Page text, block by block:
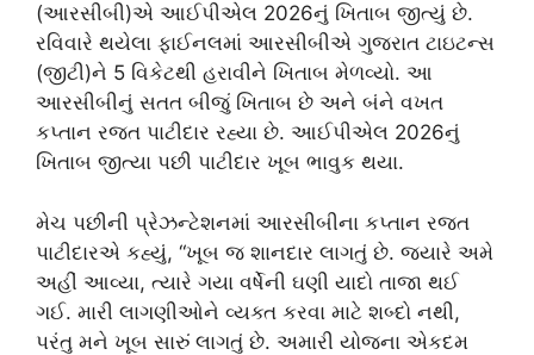
(આરસીબી)એ આઈપીએલ 2026નું ખિતાબ જીત્યું છે.
રવિવારે થયેલા ફાઈનલમાં આરસીબીએ ગુજરાત ટાઇટન્સ
(જીટી)ને 5 વિકેટથી હરાવીને ખિતાબ મેળવ્યો. આ
આરસીબીનું સતત બીજું ખિતાબ છે અને બંને વખત
કપ્તાન રજત પાટીદાર રહ્યા છે. આઈપીએલ 2026નું
ખિતાબ જીત્યા પછી પાટીદાર ખૂબ ભાવુક થયા.
મેચ પછીની પ્રેઝન્ટેશનમાં આરસીબીના કપ્તાન રજત
પાટીદારએ કહ્યું, “ખૂબ જ શાનદાર લાગતું છે. જ્યારે અમે
અહીં આવ્યા, ત્યારે ગયા વર્ષેની ઘણી યાદો તાજા થઈ
ગઈ. મારી લાગણીઓને વ્યક્ત કરવા માટે શબ્દો નથી,
પરંતુ મને ખૂબ સારું લાગતું છે. અમારી યોજના એકદમ